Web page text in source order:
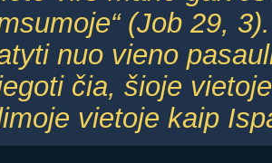
(Job 29,
nuo vieno
čia, šioje
vietoje kaip